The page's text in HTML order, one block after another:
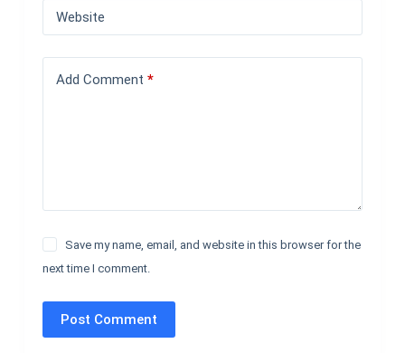
Website
Add Comment *
Save my name, email, and website in this browser for the
next time I comment.
Post Comment